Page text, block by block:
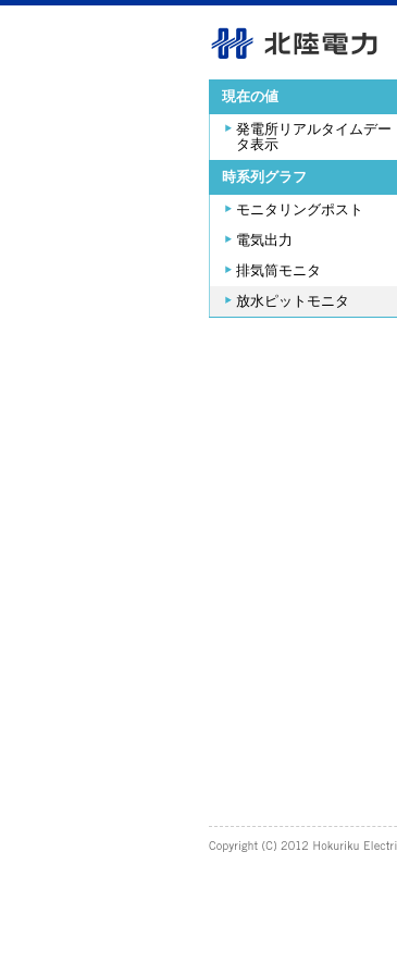
現在の値
発電所リアルタイムデー
タ表示
時系列グラフ
モニタリングポスト
電気出力
排気筒モニタ
放水ピットモニタ